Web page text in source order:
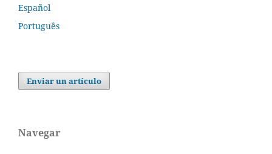
Español
Português
Enviar un artículo
Navegar